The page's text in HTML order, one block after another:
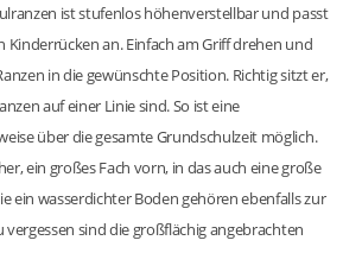
ist stufenlos höhenverstellbar und passt
Kinderrücken an. Einfach am Griff drehen und
in die gewünschte Position. Richtig sitzt er,
auf einer Linie sind. So ist eine
über die gesamte Grundschulzeit möglich.
ein großes Fach vorn, in das auch eine große
ein wasserdichter Boden gehören ebenfalls zur
sind die großflächig angebrachten